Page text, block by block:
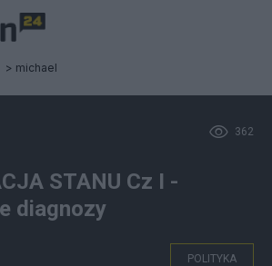
michael
362
STANU Cz I -
diagnozy
POLITYKA